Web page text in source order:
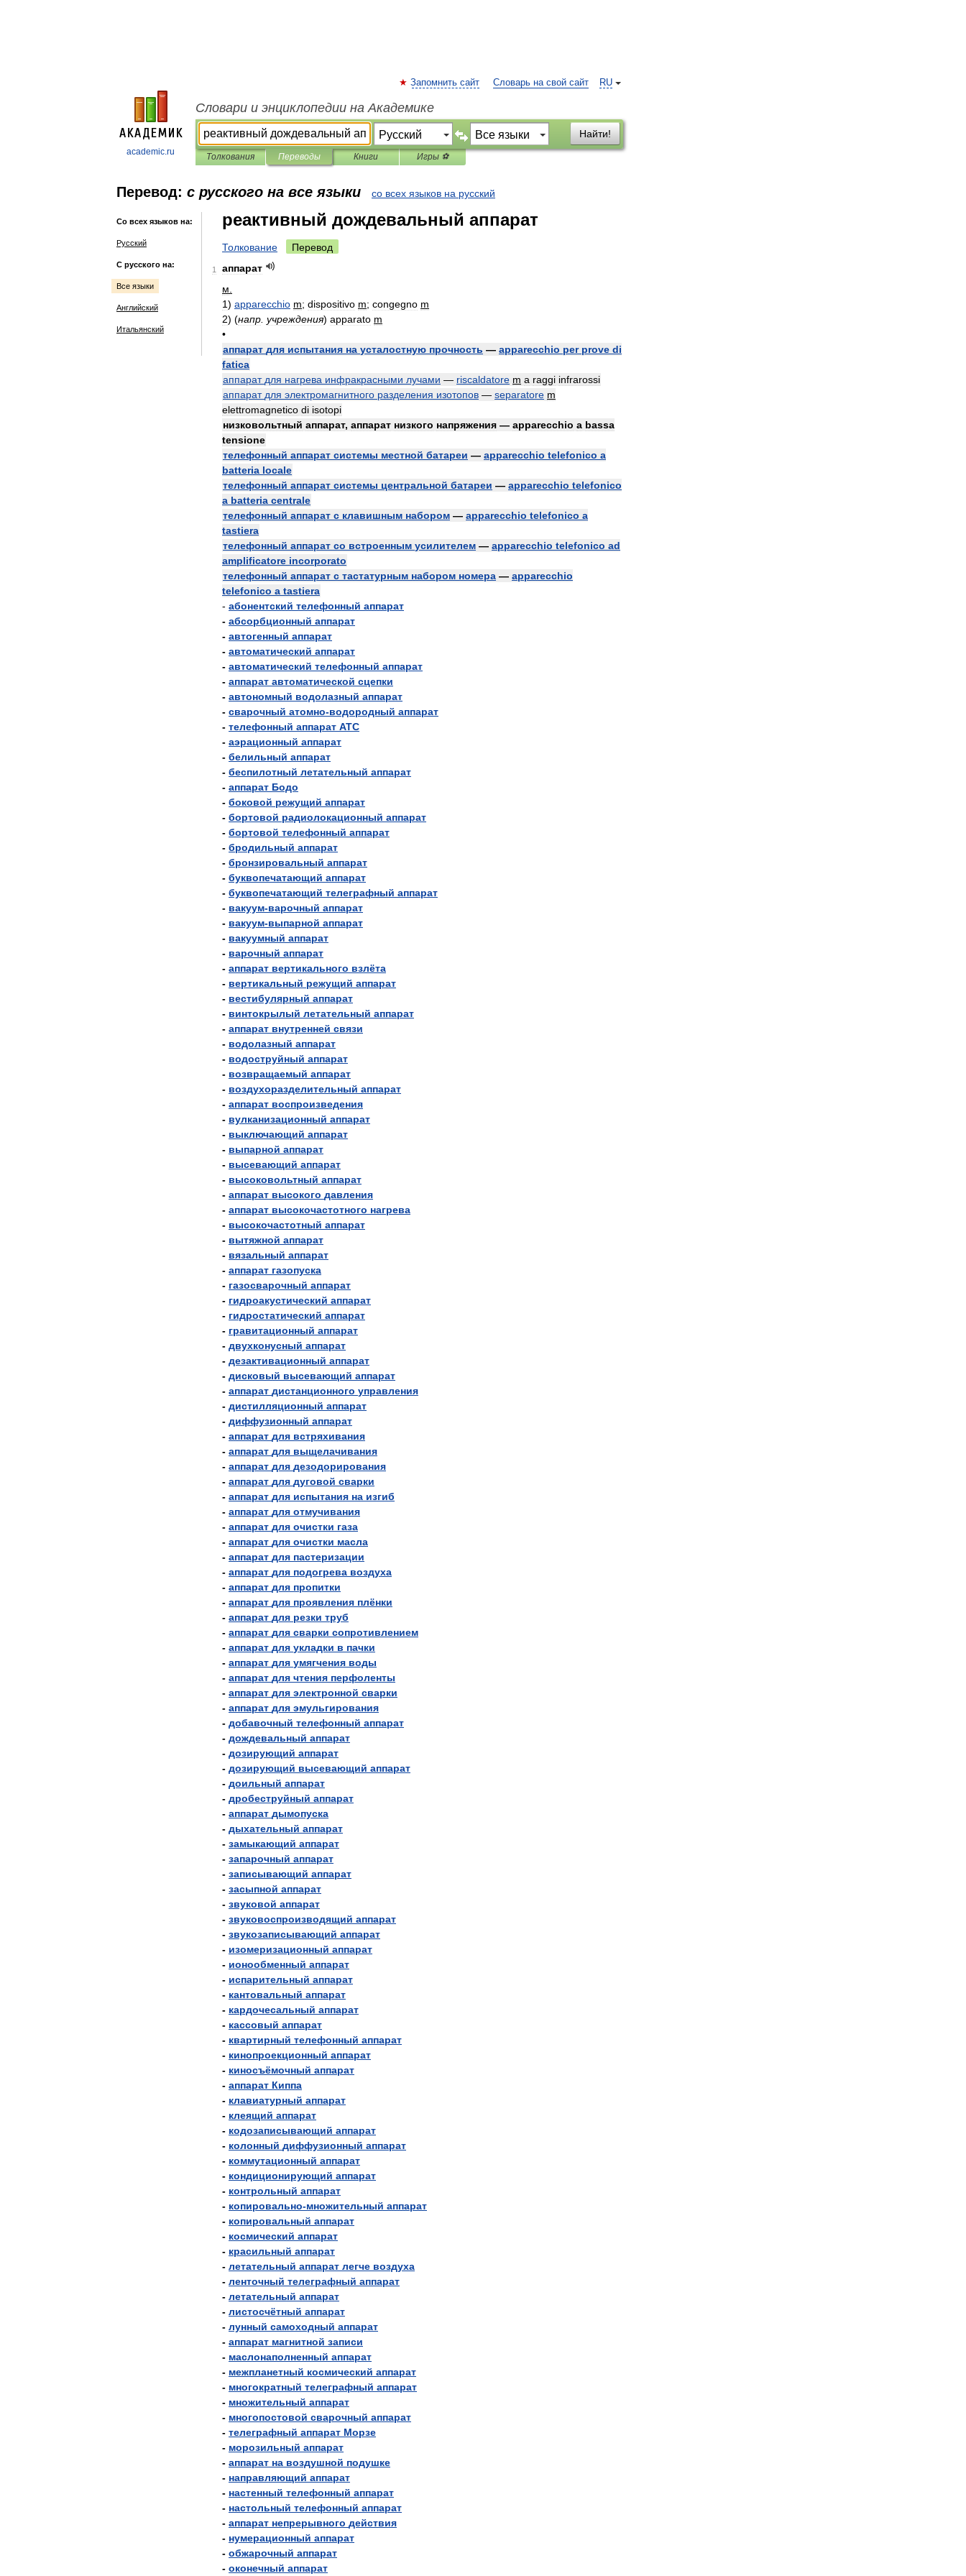
academic.ru
RU
Запомнить сайт Словарь на свой сайт
Словари и энциклопедии на Академике
Найти!
Толкования Переводы Книги Игры ⚽
Перевод: с русского на все языки со всех языков на русский
Со всех языков на:
Русский
С русского на:
Все языки
Английский
Итальянский
реактивный дождевальный аппарат
Толкование Перевод
1
аппарат
м
1) apparecchio m; dispositivo m; congegno m
2) (напр учреждения) apparato m
•
аппарат для испытания на усталостную прочность — apparecchio per prove di
fatica
аппарат для нагрева инфракрасными лучами — riscaldatore m a raggi infrarossi
аппарат для электромагнитного разделения изотопов — separatore m
elettromagnetico di isotopi
низковольтный аппарат, аппарат низкого напряжения — apparecchio a bassa
tensione
телефонный аппарат системы местной батареи — apparecchio telefonico a
batteria locale
телефонный аппарат системы центральной батареи — apparecchio telefonico
a batteria centrale
телефонный аппарат с клавишным набором — apparecchio telefonico a
tastiera
телефонный аппарат со встроенным усилителем — apparecchio telefonico ad
amplificatore incorporato
телефонный аппарат с тастатурным набором номера — apparecchio
telefonico a tastiera
- абонентский телефонный аппарат
- абсорбционный аппарат
- автогенный аппарат
- автоматический аппарат
- автоматический телефонный аппарат
- аппарат автоматической сцепки
- автономный водолазный аппарат
- сварочный атомно-водородный аппарат
- телефонный аппарат АТС
- аэрационный аппарат
- белильный аппарат
- беспилотный летательный аппарат
- аппарат Бодо
- боковой режущий аппарат
- бортовой радиолокационный аппарат
- бортовой телефонный аппарат
- бродильный аппарат
- бронзировальный аппарат
- буквопечатающий аппарат
- буквопечатающий телеграфный аппарат
- вакуум-варочный аппарат
- вакуум-выпарной аппарат
- вакуумный аппарат
- варочный аппарат
- аппарат вертикального взлёта
- вертикальный режущий аппарат
- вестибулярный аппарат
- винтокрылый летательный аппарат
- аппарат внутренней связи
- водолазный аппарат
- водоструйный аппарат
- возвращаемый аппарат
- воздухоразделительный аппарат
- аппарат воспроизведения
- вулканизационный аппарат
- выключающий аппарат
- выпарной аппарат
- высевающий аппарат
- высоковольтный аппарат
- аппарат высокого давления
- аппарат высокочастотного нагрева
- высокочастотный аппарат
- вытяжной аппарат
- вязальный аппарат
- аппарат газопуска
- газосварочный аппарат
- гидроакустический аппарат
- гидростатический аппарат
- гравитационный аппарат
- двухконусный аппарат
- дезактивационный аппарат
- дисковый высевающий аппарат
- аппарат дистанционного управления
- дистилляционный аппарат
- диффузионный аппарат
- аппарат для встряхивания
- аппарат для выщелачивания
- аппарат для дезодорирования
- аппарат для дуговой сварки
- аппарат для испытания на изгиб
- аппарат для отмучивания
- аппарат для очистки газа
- аппарат для очистки масла
- аппарат для пастеризации
- аппарат для подогрева воздуха
- аппарат для пропитки
- аппарат для проявления плёнки
- аппарат для резки труб
- аппарат для сварки сопротивлением
- аппарат для укладки в пачки
- аппарат для умягчения воды
- аппарат для чтения перфоленты
- аппарат для электронной сварки
- аппарат для эмульгирования
- добавочный телефонный аппарат
- дождевальный аппарат
- дозирующий аппарат
- дозирующий высевающий аппарат
- доильный аппарат
- дробеструйный аппарат
- аппарат дымопуска
- дыхательный аппарат
- замыкающий аппарат
- запарочный аппарат
- записывающий аппарат
- засыпной аппарат
- звуковой аппарат
- звуковоспроизводящий аппарат
- звукозаписывающий аппарат
- изомеризационный аппарат
- ионообменный аппарат
- испарительный аппарат
- кантовальный аппарат
- кардочесальный аппарат
- кассовый аппарат
- квартирный телефонный аппарат
- кинопроекционный аппарат
- киносъёмочный аппарат
- аппарат Киппа
- клавиатурный аппарат
- клеящий аппарат
- кодозаписывающий аппарат
- колонный диффузионный аппарат
- коммутационный аппарат
- кондиционирующий аппарат
- контрольный аппарат
- копировально-множительный аппарат
- копировальный аппарат
- космический аппарат
- красильный аппарат
- летательный аппарат легче воздуха
- ленточный телеграфный аппарат
- летательный аппарат
- листосчётный аппарат
- лунный самоходный аппарат
- аппарат магнитной записи
- маслонаполненный аппарат
- межпланетный космический аппарат
- многократный телеграфный аппарат
- множительный аппарат
- многопостовой сварочный аппарат
- телеграфный аппарат Морзе
- морозильный аппарат
- аппарат на воздушной подушке
- направляющий аппарат
- настенный телефонный аппарат
- настольный телефонный аппарат
- аппарат непрерывного действия
- нумерационный аппарат
- обжарочный аппарат
- оконечный аппарат